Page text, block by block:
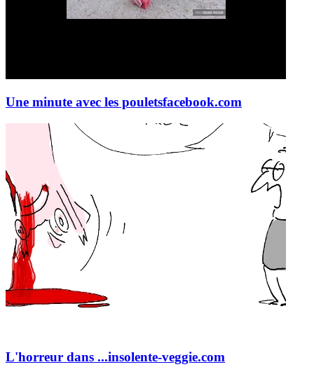
Une minute avec les pouletsfacebook.com
L'horreur dans ...insolente-veggie.com